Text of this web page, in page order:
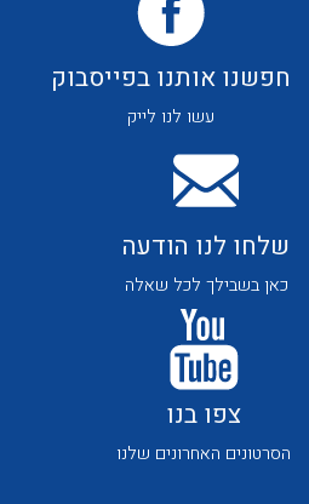
לכל מוצרי היצרן
חפשנו אותנו בפייסבוק
עשו לנו לייק
שלחו לנו הודעה
כאן בשבילך לכל שאלה
צפו בנו
הסרטונים האחרונים שלנו